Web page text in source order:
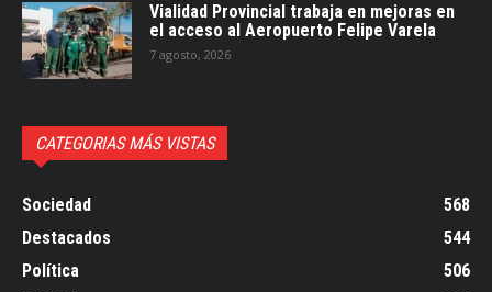
Vialidad Provincial trabaja en mejoras en
el acceso al Aeropuerto Felipe Varela
7 agosto, 2026
CATEGORIAS MÁS VISTAS
Sociedad
568
Destacados
544
Política
506